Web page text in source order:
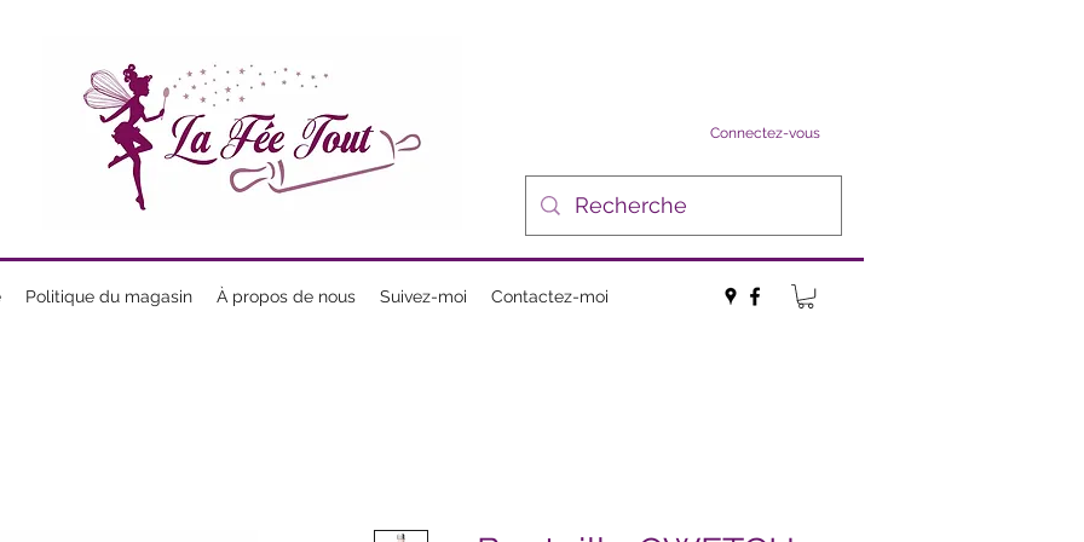
Connectez-vous
Politique du magasin À propos de nous Suivez-moi Contactez-moi